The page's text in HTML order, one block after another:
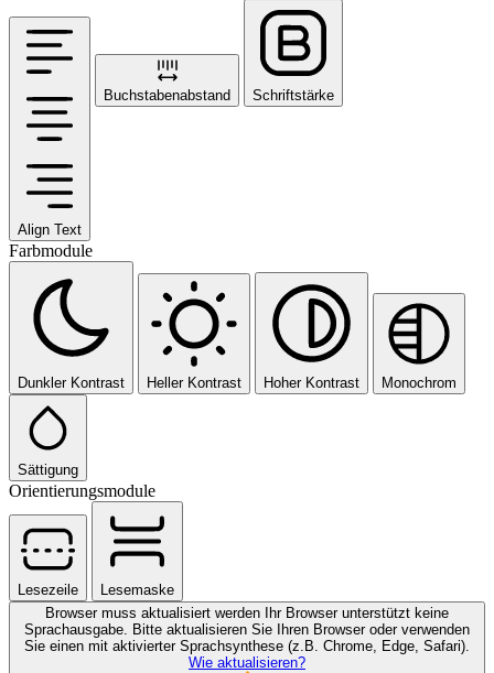
Align Text
Buchstabenabstand Schriftstärke
Farbmodule
Dunkler Kontrast Heller Kontrast Hoher Kontrast Monochrom
Sättigung
Orientierungsmodule
Lesezeile
Lesemaske
Browser muss aktualisiert werden
Ihr Browser unterstützt keine
Sprachausgabe. Bitte aktualisieren Sie Ihren Browser oder verwenden
Sie einen mit aktivierter Sprachsynthese (z.B. Chrome, Edge, Safari).
Wie aktualisieren?